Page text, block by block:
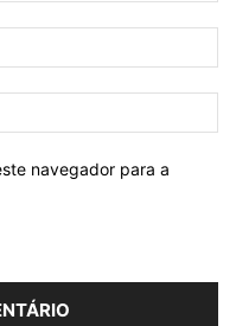
navegador para a